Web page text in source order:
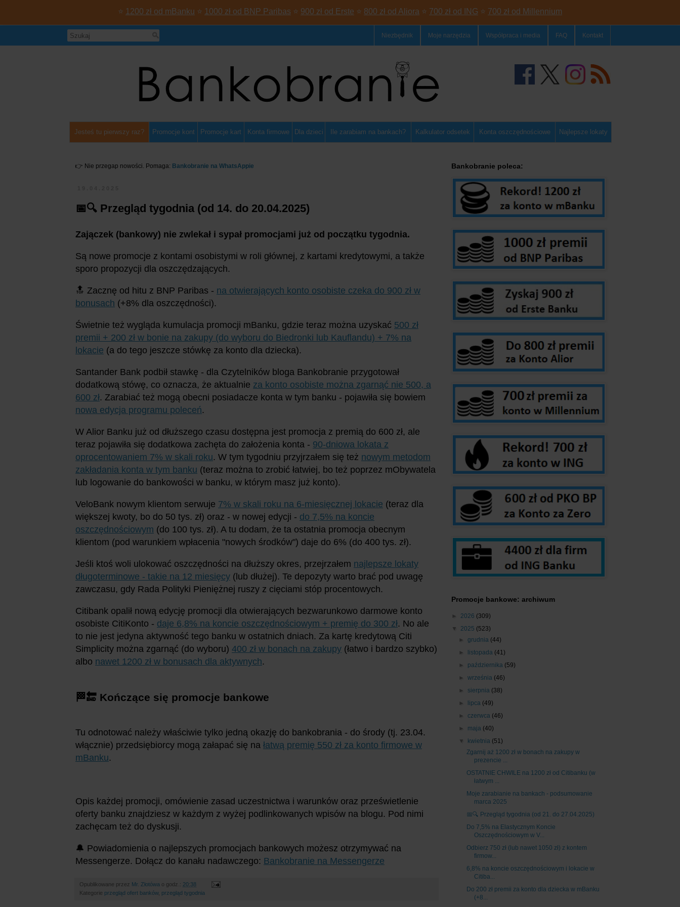
⭐ 1200 zł od mBanku ⭐ 1000 zł od BNP Paribas ⭐ 900 zł od Erste ⭐ 800 zł od Aliora ⭐ 700 zł od ING ⭐ 700 zł od Millennium
Niezbędnik Moje narzędzia Współpraca i media FAQ Kontakt
Jesteś tu pierwszy raz? Promocje kont Promocje kart Konta firmowe Dla dzieci Ile zarabiam na bankach? Kalkulator odsetek Konta oszczędnościowe Najlepsze lokaty
👉 Nie przegap nowości. Pomaga: Bankobranie na WhatsAppie
📅🔍 Przegląd tygodnia (od 14. do 20.04.2025)
Zajączek (bankowy) nie zwlekał i sypał promocjami już od początku tygodnia.
Są nowe promocje z kontami osobistymi w roli głównej, z kartami kredytowymi, a także
sporo propozycji dla oszczędzających.
🔝 Zacznę od hitu z BNP Paribas - na otwierających konto osobiste czeka do 900 zł w
bonusach (+8% dla oszczędności).
Świetnie też wygląda kumulacja promocji mBanku, gdzie teraz można uzyskać 500 zł
premii + 200 zł w bonie na zakupy (do wyboru do Biedronki lub Kauflandu) + 7% na
lokacie (a do tego jeszcze stówkę za konto dla dziecka).
Santander Bank podbił stawkę - dla Czytelników bloga Bankobranie przygotował
dodatkową stówę, co oznacza, że aktualnie za konto osobiste można zgarnąć nie 500, a
600 zł. Zarabiać też mogą obecni posiadacze konta w tym banku - pojawiła się bowiem
nowa edycja programu poleceń.
W Alior Banku już od dłuższego czasu dostępna jest promocja z premią do 600 zł, ale
teraz pojawiła się dodatkowa zachęta do założenia konta - 90-dniowa lokata z
oprocentowaniem 7% w skali roku. W tym tygodniu przyjrzałem się też nowym metodom
zakładania konta w tym banku (teraz można to zrobić łatwiej, bo też poprzez mObywatela
lub logowanie do bankowości w banku, w którym masz już konto).
VeloBank nowym klientom serwuje 7% w skali roku na 6-miesięcznej lokacie (teraz dla
większej kwoty, bo do 50 tys. zł) oraz - w nowej edycji - do 7,5% na koncie
oszczędnościowym (do 100 tys. zł). A tu dodam, że ta ostatnia promocja obecnym
klientom (pod warunkiem wpłacenia "nowych środków") daje do 6% (do 400 tys. zł).
Jeśli ktoś woli ulokować oszczędności na dłuższy okres, przejrzałem najlepsze lokaty
długoterminowe - takie na 12 miesięcy (lub dłużej). Te depozyty warto brać pod uwagę
zawczasu, gdy Rada Polityki Pieniężnej ruszy z cięciami stóp procentowych.
Citibank opalił nową edycję promocji dla otwierających bezwarunkowo darmowe konto
osobiste CitiKonto - daje 6,8% na koncie oszczędnościowym + premię do 300 zł. No ale
to nie jest jedyna aktywność tego banku w ostatnich dniach. Za kartę kredytową Citi
Simplicity można zgarnąć (do wyboru) 400 zł w bonach na zakupy (łatwo i bardzo szybko)
albo nawet 1200 zł w bonusach dla aktywnych.
🏁🔚 Kończące się promocje bankowe
Tu odnotować należy właściwie tylko jedną okazję do bankobrania - do środy (tj. 23.04.
włącznie) przedsiębiorcy mogą załapać się na łatwą premię 550 zł za konto firmowe w
mBanku.
Opis każdej promocji, omówienie zasad uczestnictwa i warunków oraz prześwietlenie
oferty banku znajdziesz w każdym z wyżej podlinkowanych wpisów na blogu. Pod nimi
zachęcam też do dyskusji.
🔔 Powiadomienia o najlepszych promocjach bankowych możesz otrzymywać na
Messengerze. Dołącz do kanału nadawczego: Bankobranie na Messengerze
Opublikowane przez Mr. Złotówa o godz.: 20:38
Kategorie przegląd ofert banków, przegląd tygodnia
Bankobranie poleca:
Promocje bankowe: archiwum
► 2026 (309)
▼ 2025 (523)
►grudnia (44)
►
listopada (41)
► października (59)
►września (46)
► sierpnia (38)
►
lipca (49)
►czerwca (46)
► maja (40)
▼
kwietnia (51)
Zgarnij aż 1200 zł w bonach na zakupy w
prezencie ...
OSTATNIE CHWILE na 1200 zł od Citibanku (w
łatwym ...
Moje zarabianie na bankach - podsumowanie
marca 2025
📅🔍 Przegląd tygodnia (od 21. do 27.04.2025)
Do 7,5% na Elastycznym Koncie
Oszczędnościowym w V...
Odbierz 750 zł (lub nawet 1050 zł) z kontem
firmow...
6,8% na koncie oszczędnościowym i lokacie w
Citiba...
Do 200 zł premii za konto dla dziecka w mBanku
(+8...